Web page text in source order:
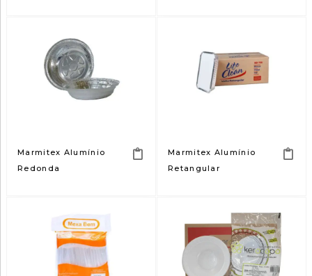
Marmitex Alumínio
Redonda
Marmitex Alumínio
Retangular